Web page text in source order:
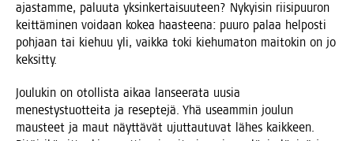
ajas­tam­me, paluu­ta yksin­ker­tai­suu­teen? Nykyi­sin rii­si­puu­ron
keit­tä­mi­nen voi­daan kokea haas­tee­na: puu­ro palaa hel­pos­ti
poh­jaan tai kie­huu yli, vaik­ka toki kie­hu­ma­ton mai­to­kin on jo
keksitty.
Jou­lu­kin on otol­lis­ta aikaa lan­see­ra­ta uusia
menes­tys­tuot­tei­ta ja resep­te­jä. Yhä useam­min jou­lun
maus­teet ja maut näyt­tä­vät ujut­tau­tu­vat lähes kaik­keen.